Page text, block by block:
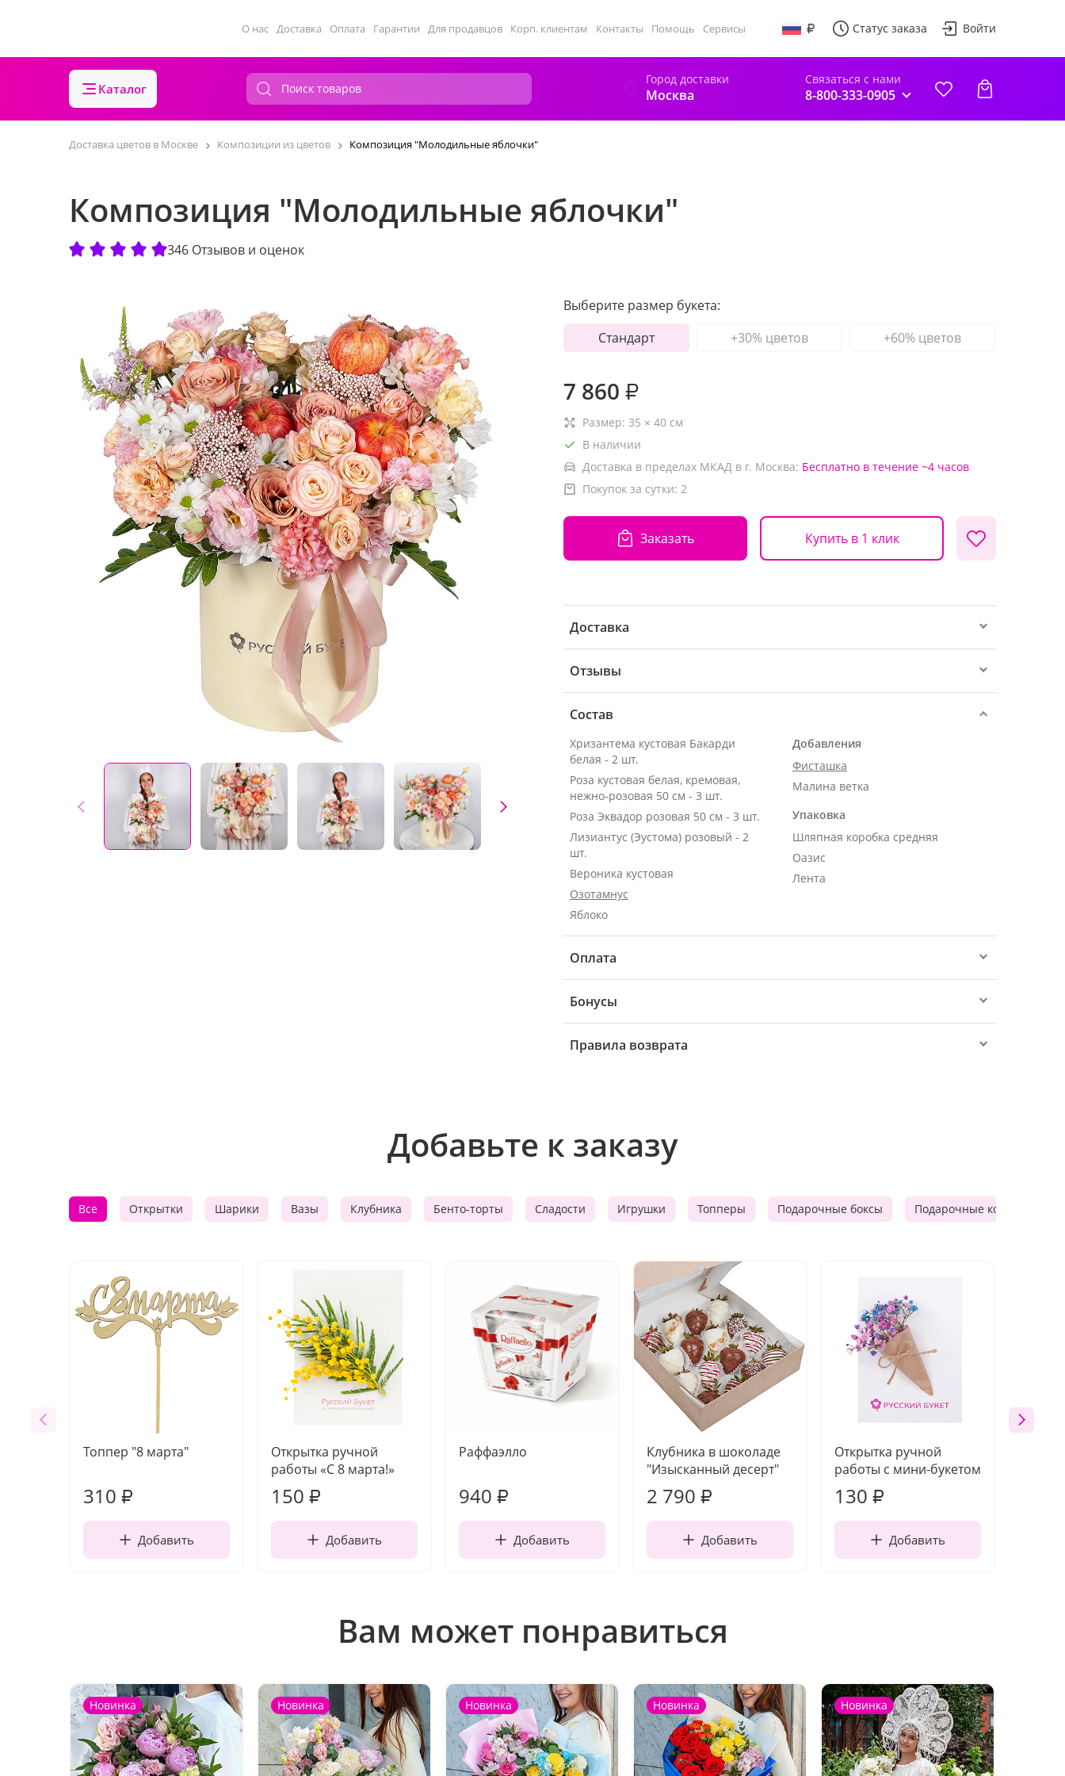
О нас Доставка Оплата Гарантии Для продавцов Корп. клиентам Контакты Помощь Сервисы Статус заказа Войти
Каталог
Город доставки
Москва
Связаться с нами
8-800-333-0905
Доставка цветов в Москве Композиции из цветов Композиция "Молодильные яблочки"
Композиция "Молодильные яблочки"
346 Отзывов и оценок
Выберите размер букета:
Стандарт
+30% цветов +60% цветов
7 860 ₽
Размер: 35 × 40 см
В наличии
Доставка в пределах МКАД в г. Москва: Бесплатно в течение ~4 часов
Покупок за сутки: 2
Заказать Купить в 1 клик
Доставка
Отзывы
Состав
Хризантема кустовая Бакарди
белая - 2 шт.
Роза кустовая белая, кремовая,
нежно-розовая 50 см - 3 шт.
Роза Эквадор розовая 50 см - 3 шт.
Лизиантус (Эустома) розовый - 2
шт.
Вероника кустовая
Озотамнус
Яблоко
Добавления
Фисташка
Малина ветка
Упаковка
Шляпная коробка средняя
Оазис
Лента
Оплата
Бонусы
Правила возврата
Добавьте к заказу
Все Открытки Шарики Вазы Клубника Бенто-торты Сладости Игрушки Топперы Подарочные боксы Подарочные корзины
Топпер "8 марта"
310 ₽
Добавить
Открытка ручной
работы «С 8 марта!»
150 ₽
Добавить
Раффаэлло
940 ₽
Добавить
Клубника в шоколаде
"Изысканный десерт"
2 790 ₽
Добавить
Открытка ручной
работы с мини-букетом
130 ₽
Добавить
Вам может понравиться
Новинка Новинка Новинка Новинка Новинка